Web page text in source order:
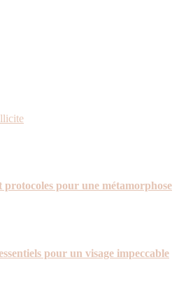
protocoles pour une métamorphose
pour un visage impeccable